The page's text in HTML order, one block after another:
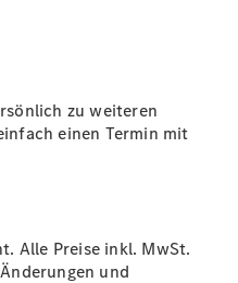
zu weiteren
einen Termin mit
Alle Preise inkl. MwSt.
und